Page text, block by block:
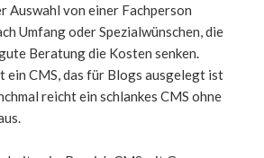
Auswahl von einer Fachperson
Umfang oder Spezialwünschen, die
Beratung die Kosten senken.
ein CMS, das für Blogs ausgelegt ist
reicht ein schlankes CMS ohne